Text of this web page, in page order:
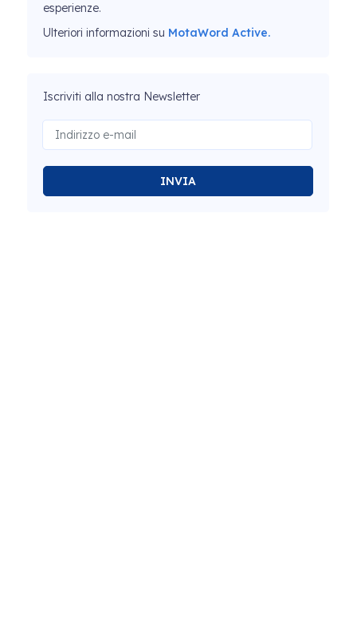
esperienze.
Ulteriori informazioni su MotaWord Active.
Iscriviti alla nostra Newsletter
INVIA